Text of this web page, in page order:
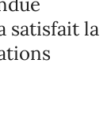
satisfait la